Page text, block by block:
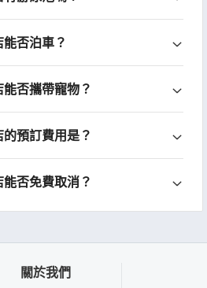
否泊車？
否攜帶寵物？
預訂費用是？
否免費取消？
關於我們